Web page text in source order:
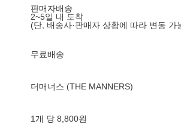
판매자배송
2~5일 내 도착
(단, 배송사·판매자 상황에 따라 변동 가
무료배송
더매너스 (THE MANNERS)
1개 당 8,800원